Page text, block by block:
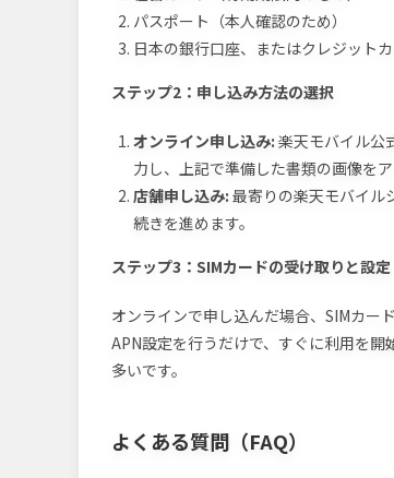
パスポート（本人確認のため）
日本の銀行口座、またはクレジット
ステップ2：申し込み方法の選択
オンライン申し込み: 楽天モバイル公
力し、上記で準備した書類の画像をア
店舗申し込み: 最寄りの楽天モバイル
続きを進めます。
ステップ3：SIMカードの受け取りと設定
オンラインで申し込んだ場合、SIMカー
APN設定を行うだけで、すぐに利用を
多いです。
よくある質問（FAQ）